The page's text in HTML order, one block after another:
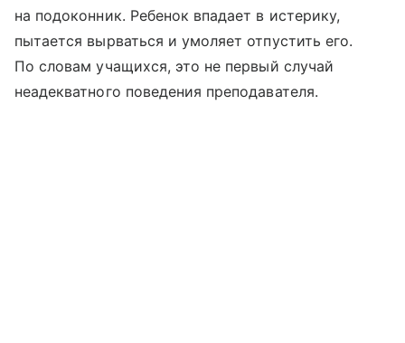
на подоконник. Ребенок впадает в истерику,
пытается вырваться и умоляет отпустить его.
По словам учащихся, это не первый случай
неадекватного поведения преподавателя.